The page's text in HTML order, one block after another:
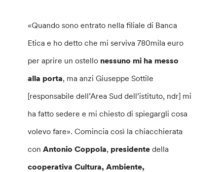
«Quando sono entrato nella filiale di Banca
Etica e ho detto che mi serviva 780mila euro
per aprire un ostello nessuno mi ha messo
alla porta, ma anzi Giuseppe Sottile
[responsabile dell’Area Sud dell’istituto, ndr] mi
ha fatto sedere e mi chiesto di spiegargli cosa
volevo fare». Comincia così la chiacchierata
conAntonio Coppola, presidentedella
cooperativa Cultura, Ambiente,